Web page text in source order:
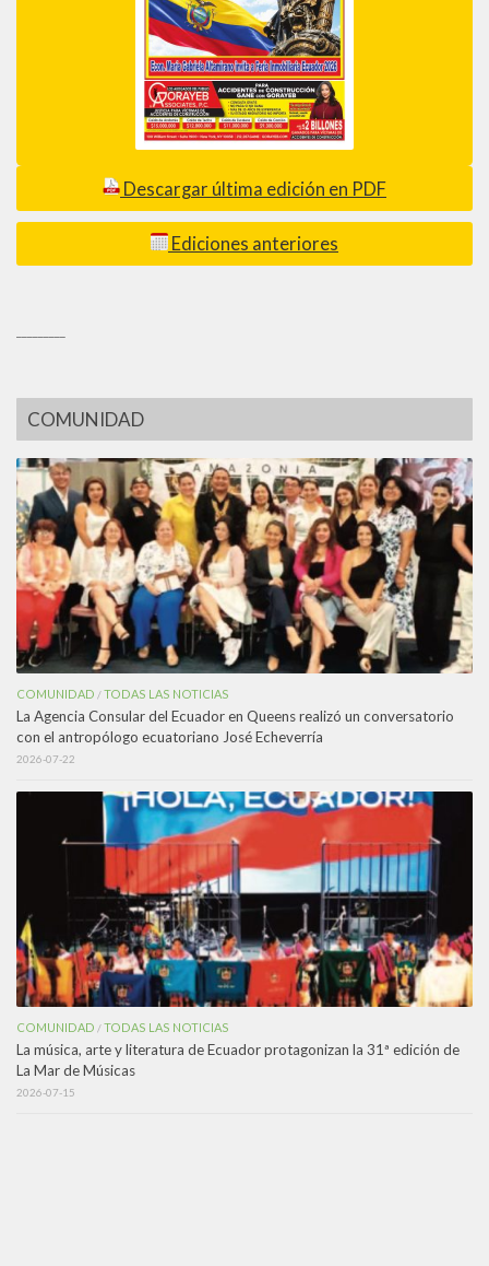
Descargar última edición en PDF
Ediciones anteriores
COMUNIDAD
COMUNIDAD /TODAS LAS NOTICIAS
La Agencia Consular del Ecuador en Queens realizó un conversatorio
con el antropólogo ecuatoriano José Echeverría
2026-07-22
COMUNIDAD /TODAS LAS NOTICIAS
La música, arte y literatura de Ecuador protagonizan la 31ª edición de
La Mar de Músicas
2026-07-15